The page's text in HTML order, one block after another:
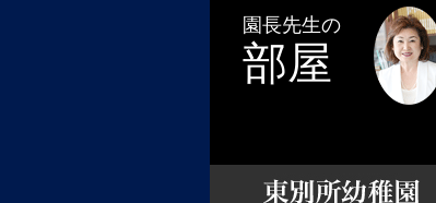
園長先生の
部屋